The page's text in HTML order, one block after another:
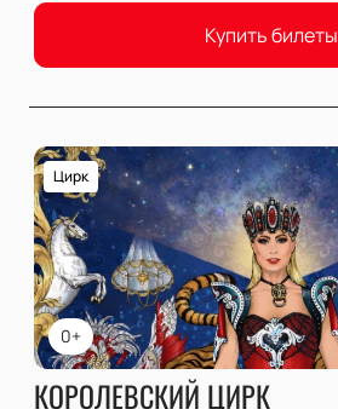
Купить билеты
0+
Цирк
КОРОЛЕВСКИЙ ЦИРК